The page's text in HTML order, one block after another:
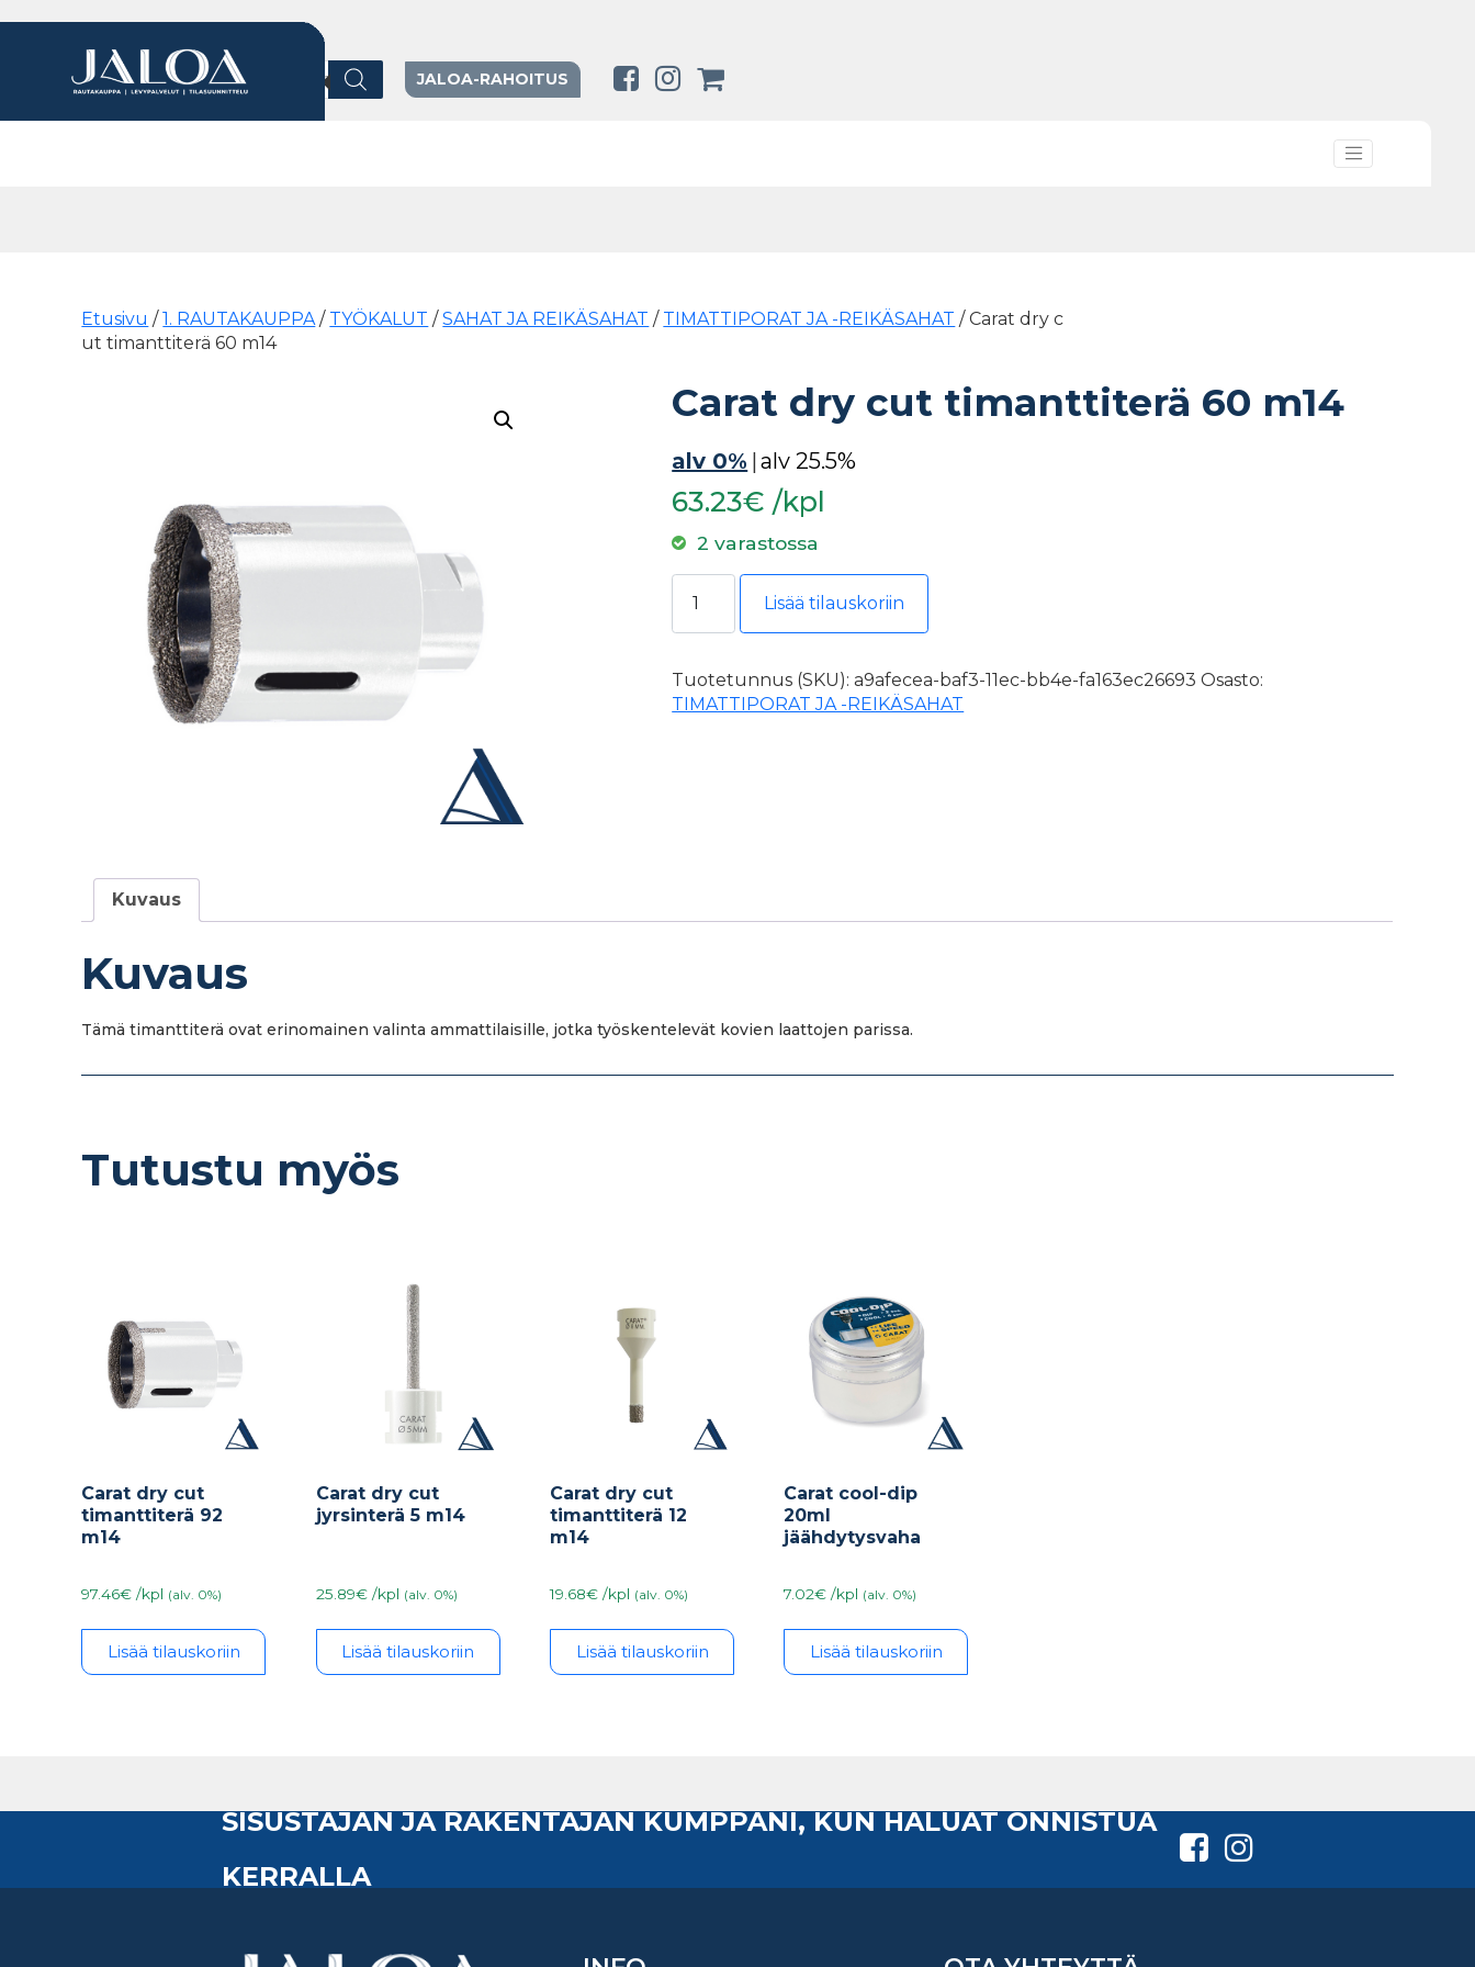
Products search
JALOA-RAHOITUS
Etusivu /1. RAUTAKAUPPA / TYÖKALUT /SAHAT JA REIKÄSAHAT / TIMATTIPORAT JA -REIKÄSAHAT / Carat dry c
ut timanttiterä 60 m14
Carat dry cut timanttiterä 60 m14
alv 0% |alv 25.5%
63.23€ /kpl
2 varastossa
Carat dry cut timanttiterä 60 m14 määrä
Lisää tilauskoriin
Tuotetunnus (SKU):a9afecea-baf3-11ec-bb4e-fa163ec26693 Osasto:
TIMATTIPORAT JA -REIKÄSAHAT
Kuvaus
Kuvaus
Tämä timanttiterä ovat erinomainen valinta ammattilaisille, jotka työskentelevät kovien laattojen parissa.
Tutustu myös
Carat dry cut
timanttiterä 92
m14
97.46€ /kpl (alv. 0%)
Lisää tilauskoriin
Carat dry cut
jyrsinterä 5 m14
25.89€ /kpl (alv. 0%)
Lisää tilauskoriin
Carat dry cut
timanttiterä 12
m14
19.68€ /kpl (alv. 0%)
Lisää tilauskoriin
Carat cool-dip
20ml
jäähdytysvaha
7.02€ /kpl (alv. 0%)
Lisää tilauskoriin
SISUSTAJAN JA RAKENTAJAN KUMPPANI, KUN HALUAT ONNISTUA
KERRALLA